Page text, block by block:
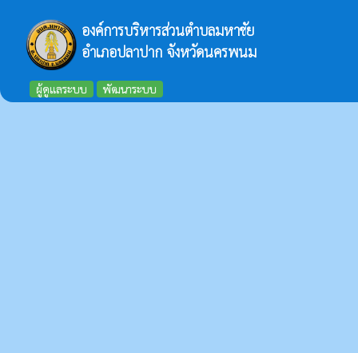
องค์การบริหารส่วนตำบลมหาชัย
อำเภอปลาปาก จังหวัดนครพนม
ผู้ดูแลระบบ พัฒนาระบบ